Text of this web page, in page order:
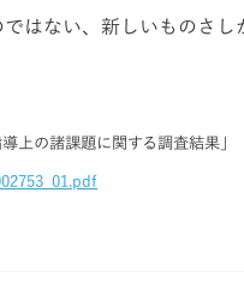
はない、新しいものさし
上の諸課題に関する調査結果」